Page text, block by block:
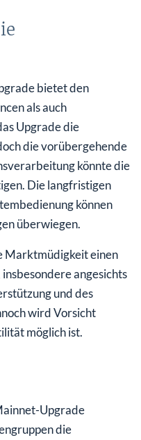
bietet den
als auch
Upgrade die
die vorübergehende
könnte die
Die langfristigen
können
überwiegen.
Marktmüdigkeit einen
angesichts
und des
wird Vorsicht
möglich ist.
Upgrade
die